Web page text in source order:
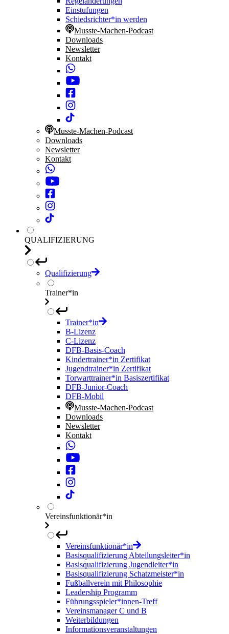
Einstufungen
Schiedsrichter*in werden
Musste-Machen-Podcast
Downloads
Newsletter
Kontakt
Musste-Machen-Podcast
Downloads
Newsletter
Kontakt
QUALIFIZIERUNG
Qualifizierung
Trainer*in
Trainer*in
B-Lizenz
C-Lizenz
DFB-Basis-Coach
Kindertrainer*in Zertifikat
Jugendtrainer*in Zertifikat
Torwarttrainer*in Basiszertifikat
DFB-Junior-Coach
DFB-Mobil
Musste-Machen-Podcast
Downloads
Newsletter
Kontakt
Vereinsfunktionär*in
Vereinsfunktionär*in
Basisqualifizierung Abteilungsleiter*in
Basisqualifizierung Jugendleiter*in
Basisqualifizierung Schatzmeister*in
Fußballverein mit Philosophie
Leadership Programm
Führungsspieler*innen-Treff
Vereinsmanager C und B
Weiterbildungen
Informationsveranstaltungen